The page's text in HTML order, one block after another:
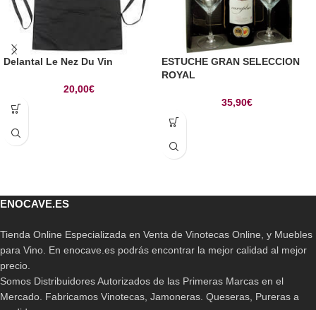
Delantal Le Nez Du Vin
20,00€
ESTUCHE GRAN SELECCION
ROYAL
35,90€
ENOCAVE.ES
Tienda Online Especializada en Venta de Vinotecas Online, y Muebles
para Vino. En enocave.es podrás encontrar la mejor calidad al mejor
precio.
Somos Distribuidores Autorizados de las Primeras Marcas en el
Mercado. Fabricamos Vinotecas, Jamoneras. Queseras, Pureras a